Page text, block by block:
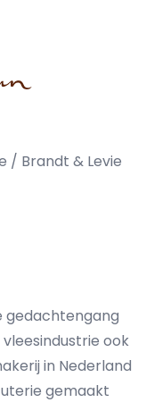
-
/ Brandt & Levie
gedachtengang
ook
in Nederland
gemaakt